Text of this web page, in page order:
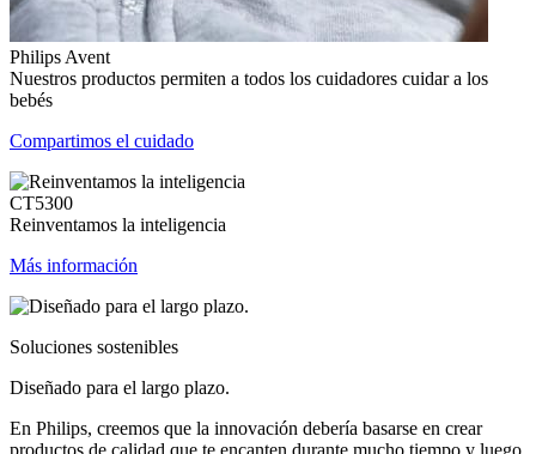
Philips Avent
Nuestros productos permiten a todos los cuidadores cuidar a los
bebés
Compartimos el cuidado
CT5300
Reinventamos la inteligencia
Más información
Soluciones sostenibles
Diseñado para el largo plazo.
En Philips, creemos que la innovación debería basarse en crear
productos de calidad que te encanten durante mucho tiempo y luego